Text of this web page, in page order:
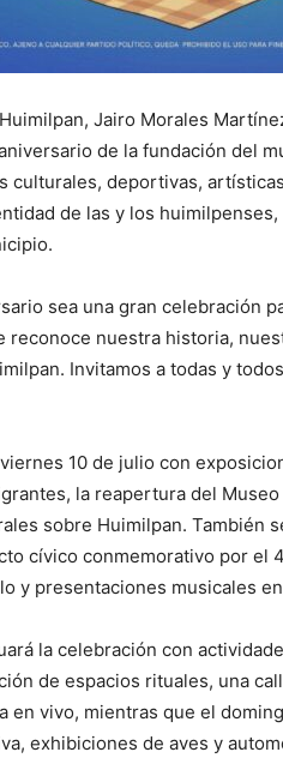
Jairo Morales
de la fundación del
culturales, deportivas,
de las y los
sea una gran celebración
reconoce nuestra historia,
Invitamos a todas y
10 de julio con
la reapertura del
sobre Huimilpan. También
cívico conmemorativo por el
y presentaciones musicales
la celebración con
de espacios rituales, una
en vivo, mientras que el
exhibiciones de aves y